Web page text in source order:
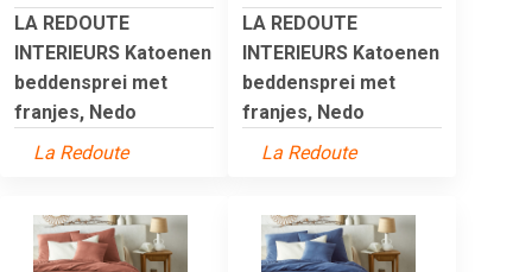
LA REDOUTE
INTERIEURS Katoenen
beddensprei met
franjes, Nedo
La Redoute
LA REDOUTE
INTERIEURS Katoenen
beddensprei met
franjes, Nedo
La Redoute